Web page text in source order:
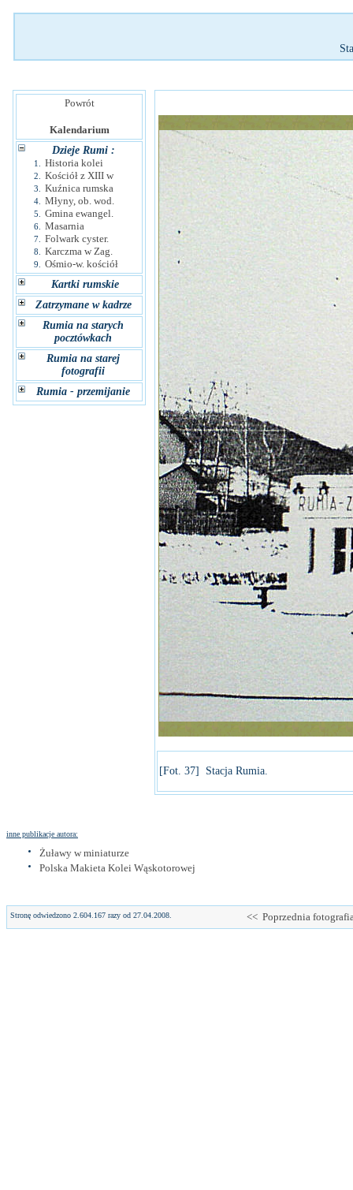
Powrót
Kalendarium
Dzieje Rumi :
1. Historia kolei
2. Kościół z XIII w
3. Kuźnica rumska
4. Młyny, ob. wod.
5. Gmina ewangel.
6. Masarnia
7. Folwark cyster.
8. Karczma w Zag.
9.
Ośmio-w. kościół
Kartki rumskie
Zatrzymane w kadrze
Rumia na starych
pocztówkach
Rumia na starej
fotografii
Rumia - przemijanie
[Fot. 37] Stacja Rumia.
inne publikacje autora:
Żuławy w miniaturze
Polska Makieta Kolei Wąskotorowej
Stronę odwiedzono 2.604.167 razy od 27.04.2008. << Poprzednia